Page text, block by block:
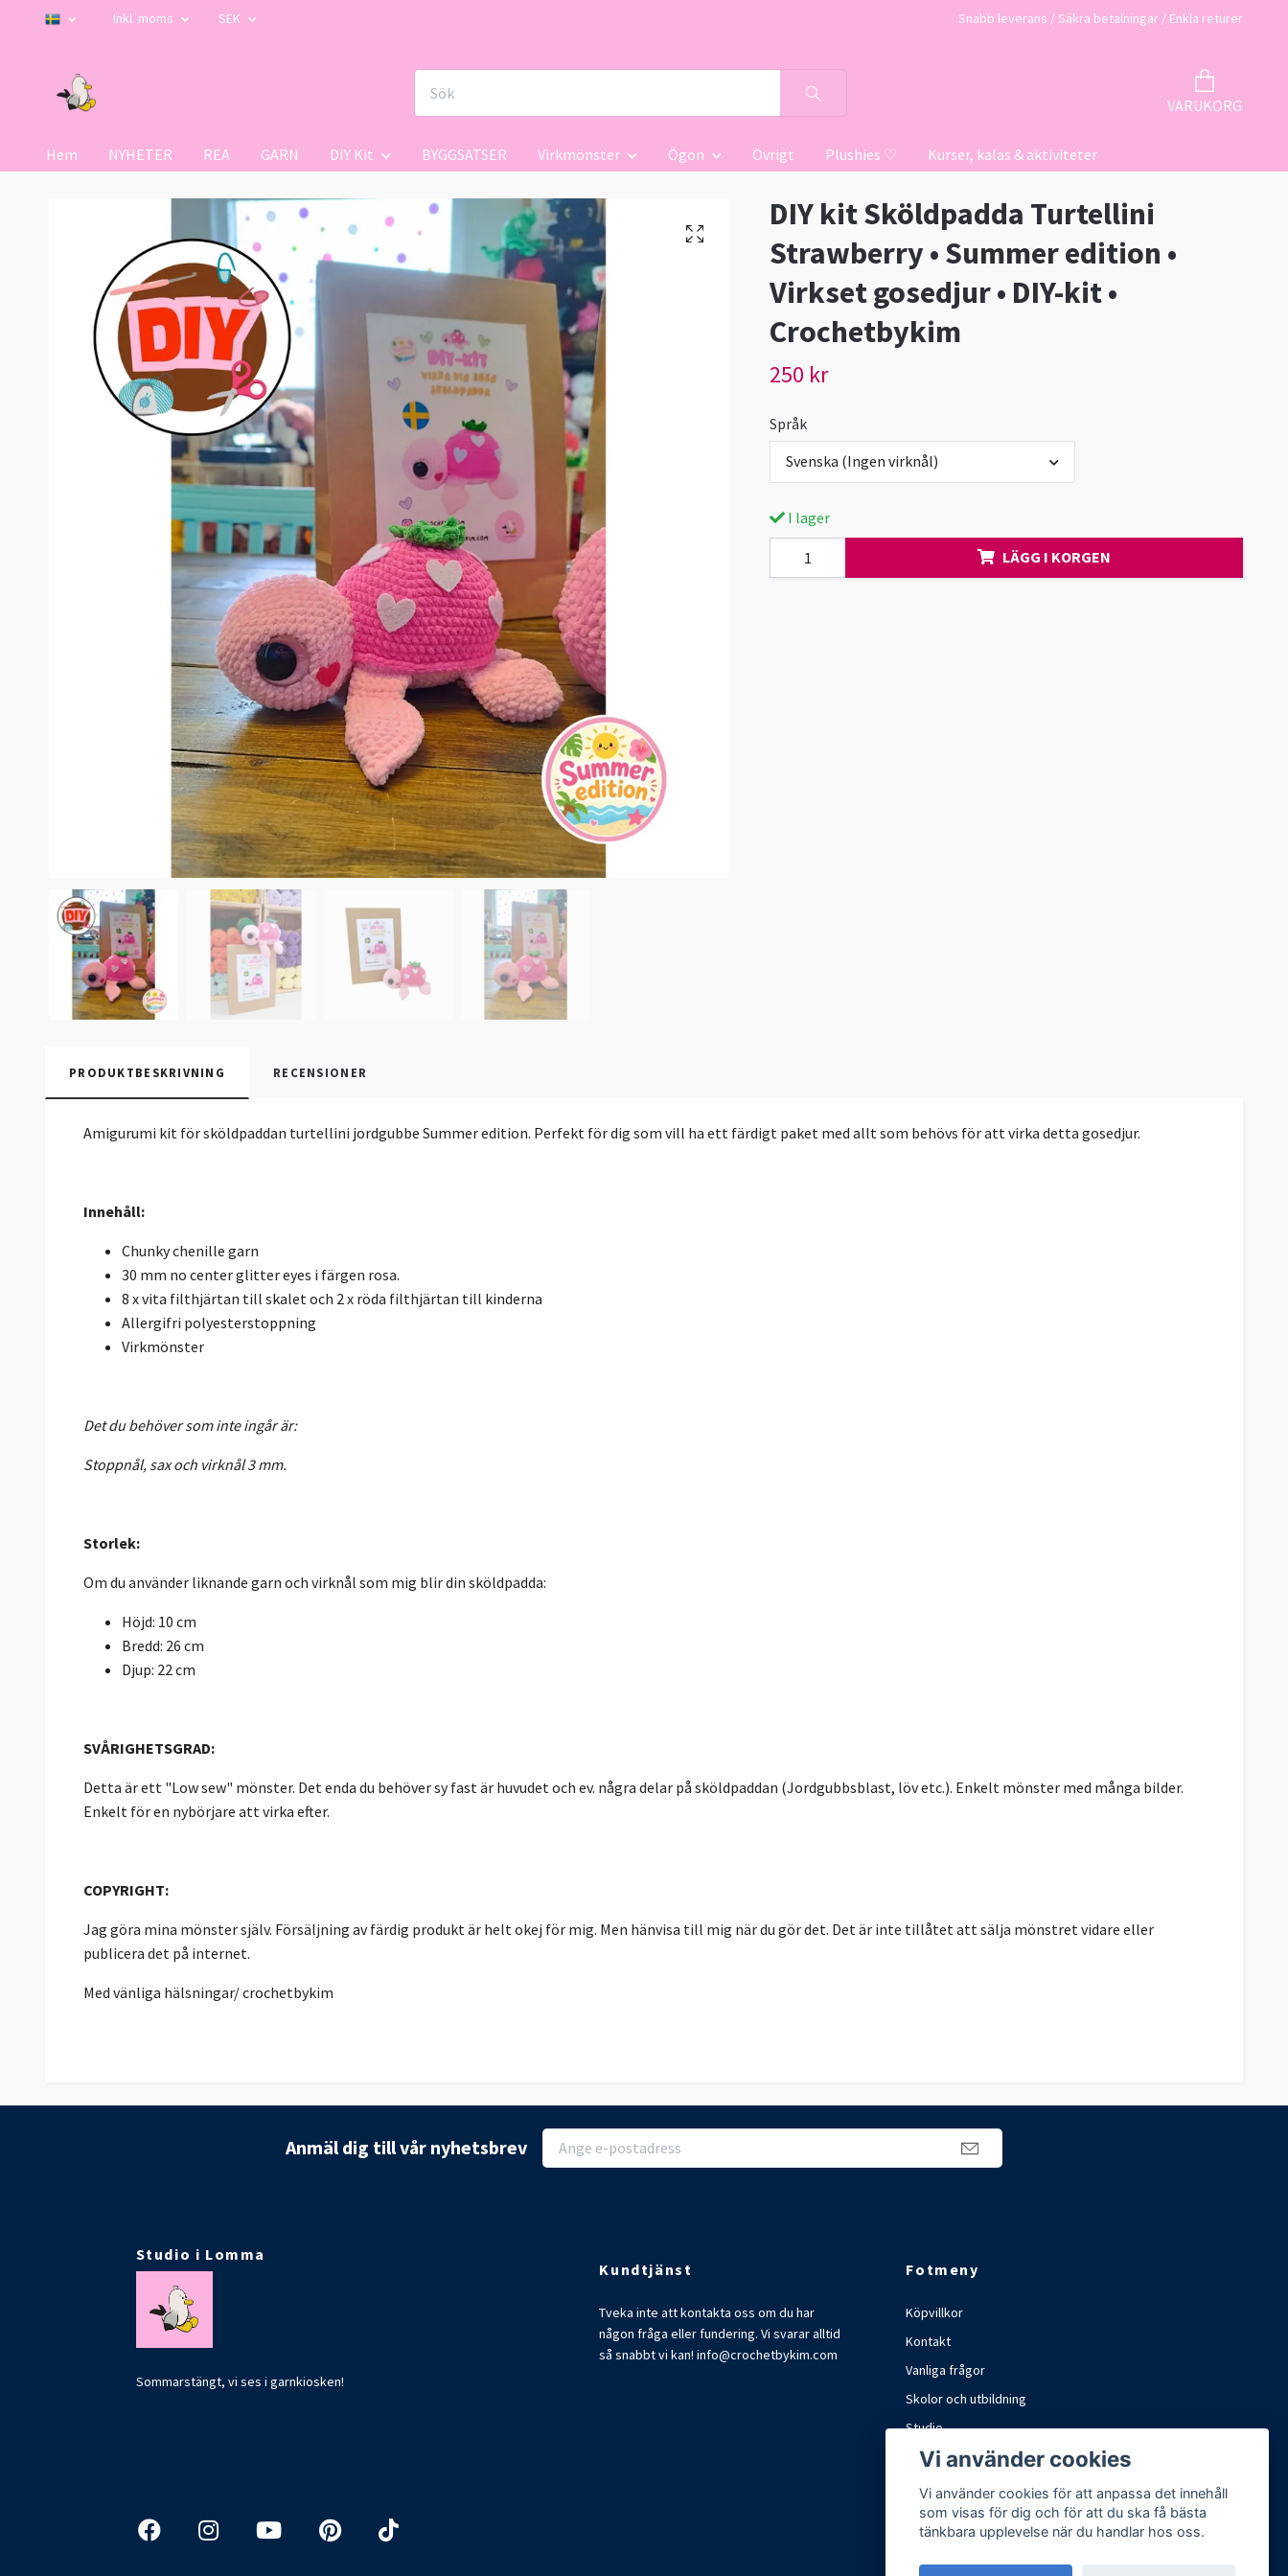
Inkl. moms SEK Snabb leverans / Säkra betalningar / Enkla returer
VARUKORG
Hem NYHETER REA GARN DIY Kit BYGGSATSER Virkmönster Ögon Övrigt Plushies ♡ Kurser, kalas & aktiviteter
DIY kit Sköldpadda Turtellini
Strawberry • Summer edition •
Virkset gosedjur • DIY-kit •
Crochetbykim
250 kr
Språk
Svenska (Ingen virknål)
I lager
LÄGG I KORGEN
PRODUKTBESKRIVNING RECENSIONER
Amigurumi kit för sköldpaddan turtellini jordgubbe Summer edition. Perfekt för dig som vill ha ett färdigt paket med allt som behövs för att virka detta gosedjur.
Innehåll:
Chunky chenille garn
30 mm no center glitter eyes i färgen rosa.
8 x vita filthjärtan till skalet och 2 x röda filthjärtan till kinderna
Allergifri polyesterstoppning
Virkmönster
Det du behöver som inte ingår är:
Stoppnål, sax och virknål 3 mm.
Storlek:
Om du använder liknande garn och virknål som mig blir din sköldpadda:
Höjd: 10 cm
Bredd: 26 cm
Djup: 22 cm
SVÅRIGHETSGRAD:
Detta är ett "Low sew" mönster. Det enda du behöver sy fast är huvudet och ev. några delar på sköldpaddan (Jordgubbsblast, löv etc.). Enkelt mönster med många bilder.
Enkelt för en nybörjare att virka efter.
COPYRIGHT:
Jag göra mina mönster själv. Försäljning av färdig produkt är helt okej för mig. Men hänvisa till mig när du gör det. Det är inte tillåtet att sälja mönstret vidare eller
publicera det på internet.
Med vänliga hälsningar/ crochetbykim
Anmäl dig till vår nyhetsbrev
Studio i Lomma
Sommarstängt, vi ses i garnkiosken!
Kundtjänst
Tveka inte att kontakta oss om du har
någon fråga eller fundering. Vi svarar alltid
så snabbt vi kan!info@crochetbykim.com
Fotmeny
Köpvillkor
Kontakt
Vanliga frågor
Skolor och utbildning
Studio
Marknader och mässor
Vi använder cookies
Vi använder cookies för att anpassa det innehåll
som visas för dig och för att du ska få bästa
tänkbara upplevelse när du handlar hos oss.